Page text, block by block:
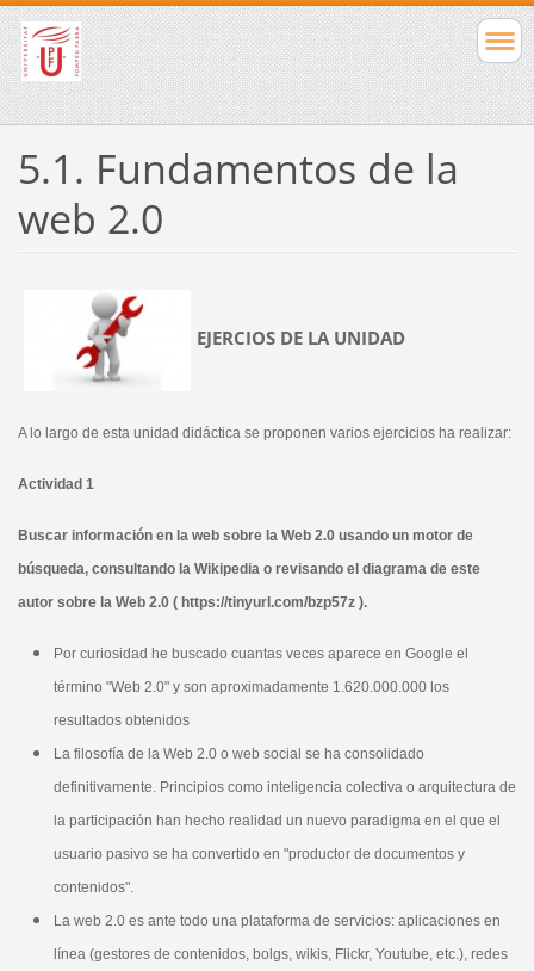
5.1. Fundamentos de la
web 2.0
EJERCIOS DE LA UNIDAD
A lo largo de esta unidad didáctica se proponen varios ejercicios ha realizar:
Actividad 1
Buscar información en la web sobre la Web 2.0 usando un motor de
búsqueda, consultando la Wikipedia o revisando el diagrama de este
autor sobre la Web 2.0 ( https://tinyurl.com/bzp57z ).
Por curiosidad he buscado cuantas veces aparece en Google el
término "Web 2.0" y son aproximadamente 1.620.000.000 los
resultados obtenidos
La filosofía de la Web 2.0 o web social se ha consolidado
definitivamente. Principios como inteligencia colectiva o arquitectura de
la participación han hecho realidad un nuevo paradigma en el que el
usuario pasivo se ha convertido en "productor de documentos y
contenidos".
La web 2.0 es ante todo una plataforma de servicios: aplicaciones en
línea (gestores de contenidos, bolgs, wikis, Flickr, Youtube, etc.), redes